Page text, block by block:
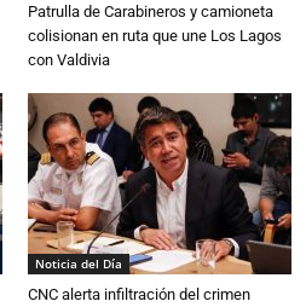
Patrulla de Carabineros y camioneta
colisionan en ruta que une Los Lagos
con Valdivia
Noticia del Día
CNC alerta infiltración del crimen